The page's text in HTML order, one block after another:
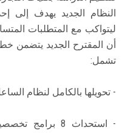
النظام الجديد يهدف إلى
ليتواكب مع المتطلبات
أن المقترح الجديد يتضمن
تشمل:
- تحويلها بالكامل لنظام
- استحداث 8